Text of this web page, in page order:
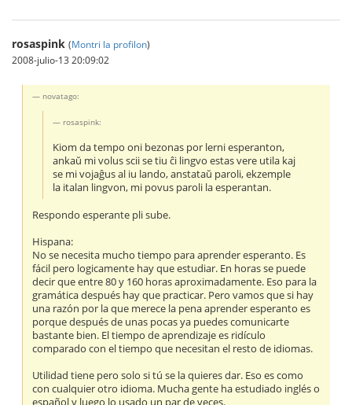
rosaspink (Montri la profilon)
2008-julio-13 20:09:02
novatago:
rosaspink:
Kiom da tempo oni bezonas por lerni esperanton,
ankaŭ mi volus scii se tiu ĉi lingvo estas vere utila kaj
se mi vojaĝus al iu lando, anstataŭ paroli, ekzemple
la italan lingvon, mi povus paroli la esperantan.
Respondo esperante pli sube.
Hispana:
No se necesita mucho tiempo para aprender esperanto. Es
fácil pero logicamente hay que estudiar. En horas se puede
decir que entre 80 y 160 horas aproximadamente. Eso para la
gramática después hay que practicar. Pero vamos que si hay
una razón por la que merece la pena aprender esperanto es
porque después de unas pocas ya puedes comunicarte
bastante bien. El tiempo de aprendizaje es ridículo
comparado con el tiempo que necesitan el resto de idiomas.
Utilidad tiene pero solo si tú se la quieres dar. Eso es como
con cualquier otro idioma. Mucha gente ha estudiado inglés o